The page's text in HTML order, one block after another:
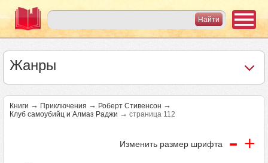
Жанры
Книги → Приключения → Роберт Стивенсон →
Клуб самоубийц и Алмаз Раджи → страница 112
Изменить размер шрифта - +